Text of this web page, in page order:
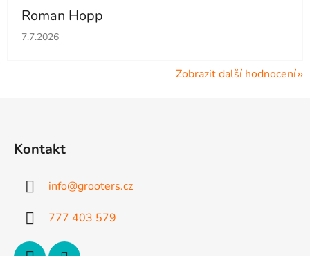
Roman Hopp
Hodnocení obchodu je 5 z 5 hvězdiček.
7.7.2026
Zobrazit další hodnocení
Kontakt
info@grooters.cz
777 403 579